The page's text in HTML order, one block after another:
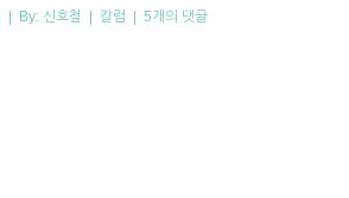
| By: 신호철 | 칼럼 | 5개의 댓글